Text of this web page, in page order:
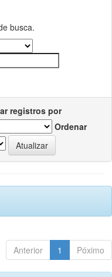
busca.
registros por
Ordenar
Anterior 1 Póximo